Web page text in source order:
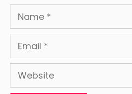
Name
Email
Website